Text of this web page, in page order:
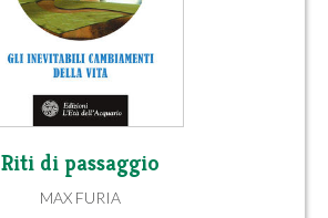
Riti di passaggio
MAX FURIA